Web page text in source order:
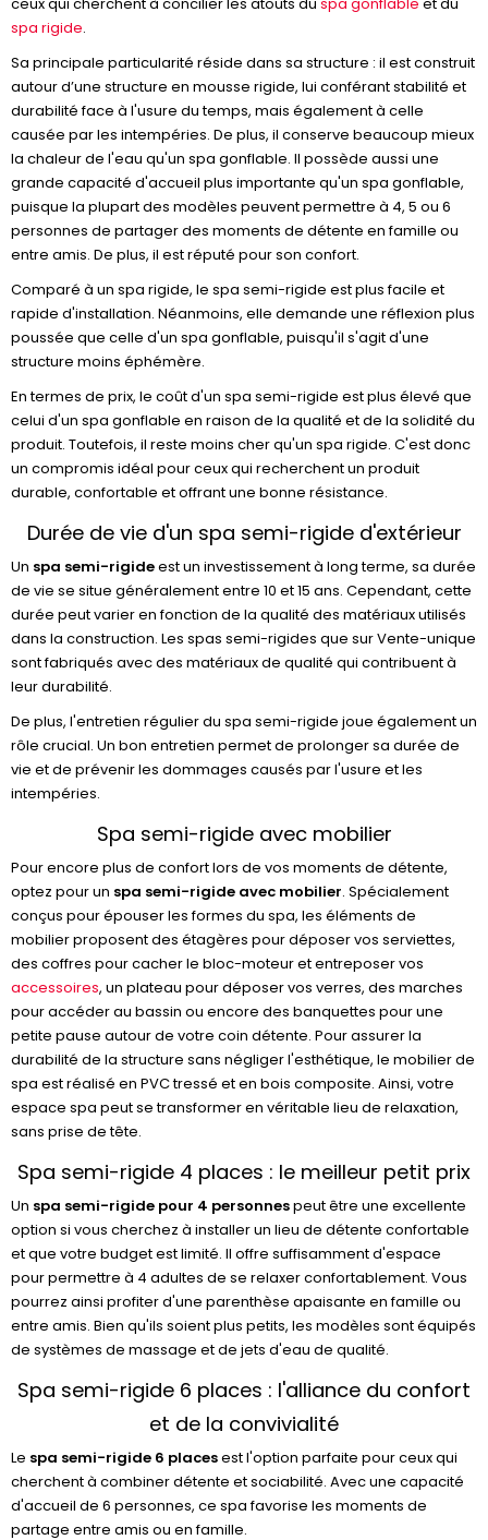
spa rigide.
Sa principale particularité réside dans sa structure : il est construit
autour d’une structure en mousse rigide, lui conférant stabilité et
durabilité face à l'usure du temps, mais également à celle
causée par les intempéries. De plus, il conserve beaucoup mieux
la chaleur de l'eau qu'un spa gonflable. Il possède aussi une
grande capacité d'accueil plus importante qu'un spa gonflable,
puisque la plupart des modèles peuvent permettre à 4, 5 ou 6
personnes de partager des moments de détente en famille ou
entre amis. De plus, il est réputé pour son confort.
Comparé à un spa rigide, le spa semi-rigide est plus facile et
rapide d'installation. Néanmoins, elle demande une réflexion plus
poussée que celle d'un spa gonflable, puisqu'il s'agit d'une
structure moins éphémère.
En termes de prix, le coût d'un spa semi-rigide est plus élevé que
celui d'un spa gonflable en raison de la qualité et de la solidité du
produit. Toutefois, il reste moins cher qu'un spa rigide. C'est donc
un compromis idéal pour ceux qui recherchent un produit
durable, confortable et offrant une bonne résistance.
Durée de vie d'un spa semi-rigide d'extérieur
Un spa semi-rigideest un investissement à long terme, sa durée
de vie se situe généralement entre 10 et 15 ans. Cependant, cette
durée peut varier en fonction de la qualité des matériaux utilisés
dans la construction. Les spas semi-rigides que sur Vente-unique
sont fabriqués avec des matériaux de qualité qui contribuent à
leur durabilité.
De plus, l'entretien régulier du spa semi-rigide joue également un
rôle crucial. Un bon entretien permet de prolonger sa durée de
vie et de prévenir les dommages causés par l'usure et les
intempéries.
Spa semi-rigide avec mobilier
Pour encore plus de confort lors de vos moments de détente,
optez pour un spa semi-rigide avec mobilier. Spécialement
conçus pour épouser les formes du spa, les éléments de
mobilier proposent des étagères pour déposer vos serviettes,
des coffres pour cacher le bloc-moteur et entreposer vos
accessoires, un plateau pour déposer vos verres, des marches
pour accéder au bassin ou encore des banquettes pour une
petite pause autour de votre coin détente. Pour assurer la
durabilité de la structure sans négliger l'esthétique, le mobilier de
spa est réalisé en PVC tressé et en bois composite. Ainsi, votre
espace spa peut se transformer en véritable lieu de relaxation,
sans prise de tête.
Spa semi-rigide 4 places : le meilleur petit prix
Un spa semi-rigide pour 4 personnespeut être une excellente
option si vous cherchez à installer un lieu de détente confortable
et que votre budget est limité. Il offre suffisamment d'espace
pour permettre à 4 adultes de se relaxer confortablement. Vous
pourrez ainsi profiter d'une parenthèse apaisante en famille ou
entre amis. Bien qu'ils soient plus petits, les modèles sont équipés
de systèmes de massage et de jets d'eau de qualité.
Spa semi-rigide 6 places : l'alliance du confort
et de la convivialité
Le spa semi-rigide 6 placesest l'option parfaite pour ceux qui
cherchent à combiner détente et sociabilité. Avec une capacité
d'accueil de 6 personnes, ce spa favorise les moments de
partage entre amis ou en famille.